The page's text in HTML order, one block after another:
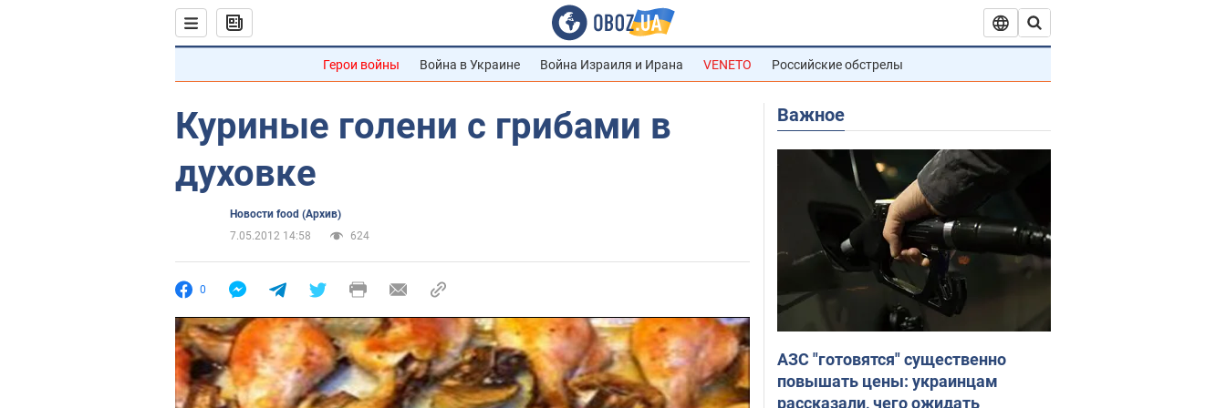
Герои войны Война в Украине Война Израиля и Ирана VENETO Российские обстрелы
Куриные голени с грибами в
духовке
Новости food (Архив)
7.05.2012 14:58
624
0
Важное
АЗС "готовятся" существенно
повышать цены: украинцам
рассказали, чего ожидать